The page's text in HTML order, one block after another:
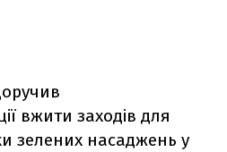
вжити заходів для
зелених насаджень у